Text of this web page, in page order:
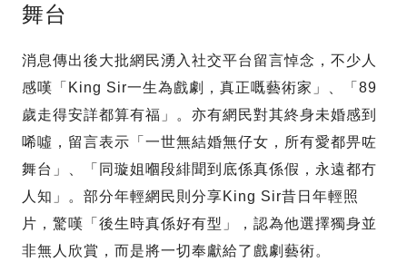
舞台
消息傳出後大批網民湧入社交平台留言悼念，不少人
感嘆「King Sir一生為戲劇，真正嘅藝術家」、「89
歲走得安詳都算有福」。亦有網民對其終身未婚感到
唏噓，留言表示「一世無結婚無仔女，所有愛都畀咗
舞台」、「同璇姐嗰段緋聞到底係真係假，永遠都冇
人知」。部分年輕網民則分享King Sir昔日年輕照
片，驚嘆「後生時真係好有型」，認為他選擇獨身並
非無人欣賞，而是將一切奉獻給了戲劇藝術。